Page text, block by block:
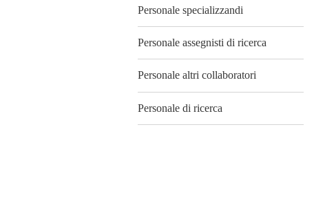
Personale specializzandi
Personale assegnisti di ricerca
Personale altri collaboratori
Personale di ricerca